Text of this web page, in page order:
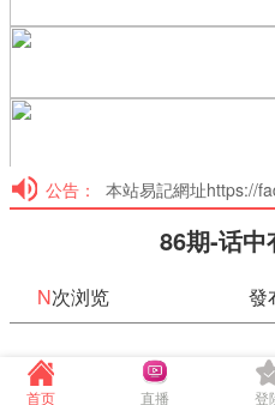
公告： 本站易記網址https://
86期-话中
N次浏览 發
86期-话中有意(另版)
首页 直播 登